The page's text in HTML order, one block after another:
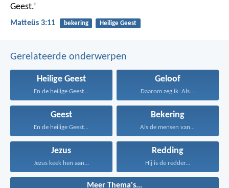
Geest.’
Matteüs 3:11 bekering Heilige Geest
Gerelateerde onderwerpen
Heilige Geest
En de heilige Geest...
Geloof
Daarom zeg ik: Als...
Geest
En de heilige Geest...
Bekering
Als de mensen van...
Jezus
Jezus keek hen aan...
Redding
Hij is de redder...
Meer Thema's...